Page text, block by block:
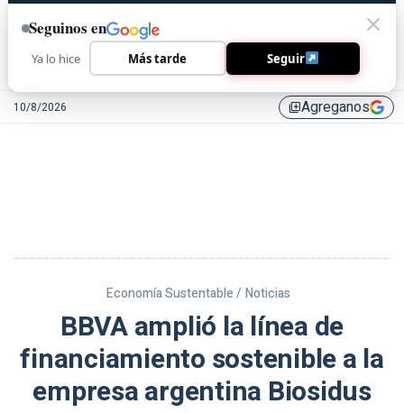
10/8/2026 library_addAgreganos
Economía Sustentable / Noticias
BBVA amplió la línea de
financiamiento sostenible a la
empresa argentina Biosidus
Seguinos en
Ya lo hice Más tarde Seguir